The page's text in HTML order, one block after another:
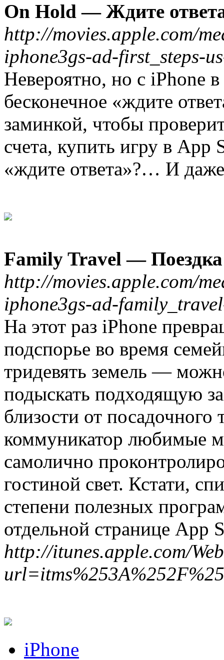
On Hold — Ждите
http://movies.apple.com/
iphone3gs-ad-first_steps-
Невероятно, но с iPhone
бесконечное «ждите
заминкой, чтобы
счета, купить игру в
«ждите ответа»?… И
Family Travel — Поездка
http://movies.apple.com/
iphone3gs-ad-
На этот раз iPhone
подспорье во время
тридевять земель —
подыскать подходящую
близости от посадочного
коммуникатор любимые
самолично
гостиной свет. Кстати,
степени полезных
отдельной странице App
http://itunes.apple.com/
iPhone